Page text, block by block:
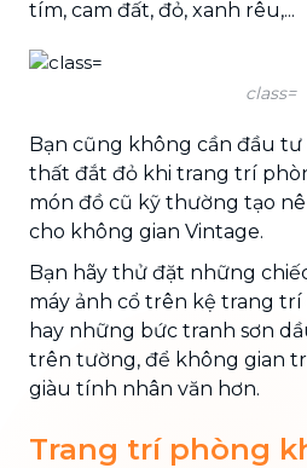
tím, cam đất, đỏ, xanh rêu,...
class=
Bạn cũng không cần đầu tư
thất đắt đỏ khi trang trí
món đồ cũ kỹ thường tạo
cho không gian Vintage.
Bạn hãy thử đặt những
máy ảnh cổ trên kệ trang
hay những bức tranh sơn
trên tường, để không gian
giàu tính nhân văn hơn.
Trang trí phòng